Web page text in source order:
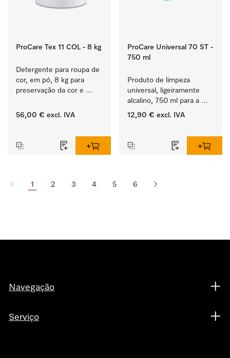
ProCare Tex 11 COL - 8 kg
Detergente para roupa de
cor, em pó, 8 kg para
preservação da cor e
56,00 € excl. IVA
ProCare Universal 70 ST -
750 ml
Produto de limpeza
universal, ligeiramente
alcalino, 750 ml para a
remoção delicada de
12,90 € excl. IVA
1 2 3 4 5 6
Navegação
Serviço